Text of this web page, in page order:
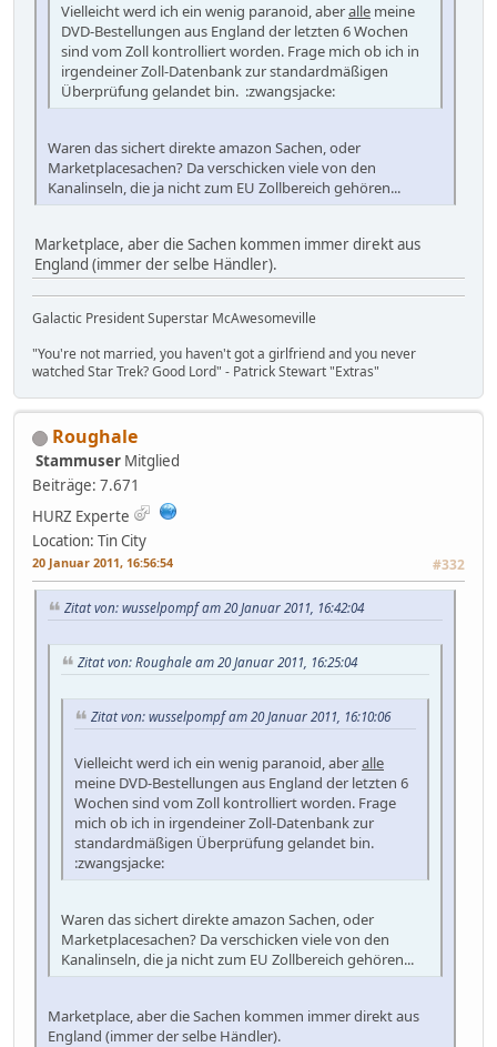
Vielleicht werd ich ein wenig paranoid, aberalle meine
DVD-Bestellungen aus England der letzten 6 Wochen
sind vom Zoll kontrolliert worden. Frage mich ob ich in
irgendeiner Zoll-Datenbank zur standardmäßigen
Überprüfung gelandet bin. :zwangsjacke:
Waren das sichert direkte amazon Sachen, oder
Marketplacesachen? Da verschicken viele von den
Kanalinseln, die ja nicht zum EU Zollbereich gehören...
Marketplace, aber die Sachen kommen immer direkt aus
England (immer der selbe Händler).
Galactic President Superstar McAwesomeville
"You're not married, you haven't got a girlfriend and you never
watched Star Trek? Good Lord" - Patrick Stewart "Extras"
Roughale
Stammuser Mitglied
Beiträge: 7.671
HURZ Experte
Location: Tin City
20 Januar 2011, 16:56:54 #332
Zitat von: wusselpompf am 20 Januar 2011, 16:42:04
Zitat von: Roughale am 20 Januar 2011, 16:25:04
Zitat von: wusselpompf am 20 Januar 2011, 16:10:06
Vielleicht werd ich ein wenig paranoid, aberalle
meine DVD-Bestellungen aus England der letzten 6
Wochen sind vom Zoll kontrolliert worden. Frage
mich ob ich in irgendeiner Zoll-Datenbank zur
standardmäßigen Überprüfung gelandet bin.
:zwangsjacke:
Waren das sichert direkte amazon Sachen, oder
Marketplacesachen? Da verschicken viele von den
Kanalinseln, die ja nicht zum EU Zollbereich gehören...
Marketplace, aber die Sachen kommen immer direkt aus
England (immer der selbe Händler).